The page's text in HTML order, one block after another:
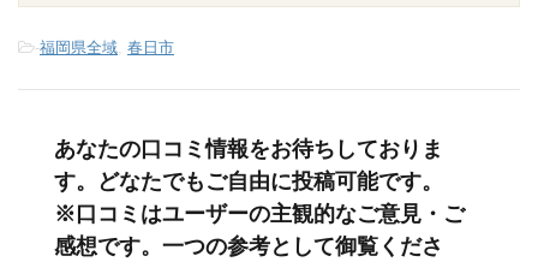
-福岡県全域, 春日市
あなたの口コミ情報をお待ちしておりま
す。どなたでもご自由に投稿可能です。
※口コミはユーザーの主観的なご意見・ご
感想です。一つの参考として御覧くださ